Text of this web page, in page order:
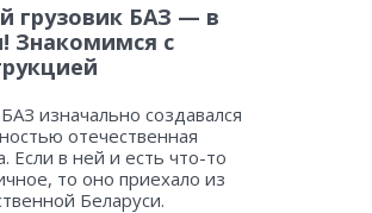
грузовик БАЗ — в
Знакомимся с
изначально создавался
отечественная
Если в ней и есть что-то
то оно приехало из
Беларуси.